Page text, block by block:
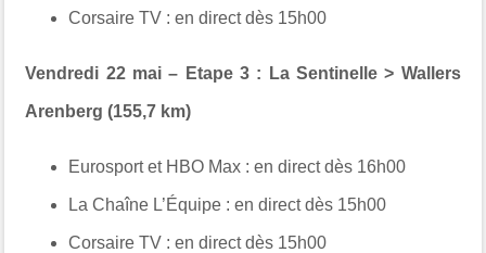
Corsaire TV : en direct dès 15h00
Vendredi 22 mai – Etape 3 : La Sentinelle > Wallers
Arenberg (155,7 km)
Eurosport et HBO Max : en direct dès 16h00
La Chaîne L’Équipe : en direct dès 15h00
Corsaire TV : en direct dès 15h00